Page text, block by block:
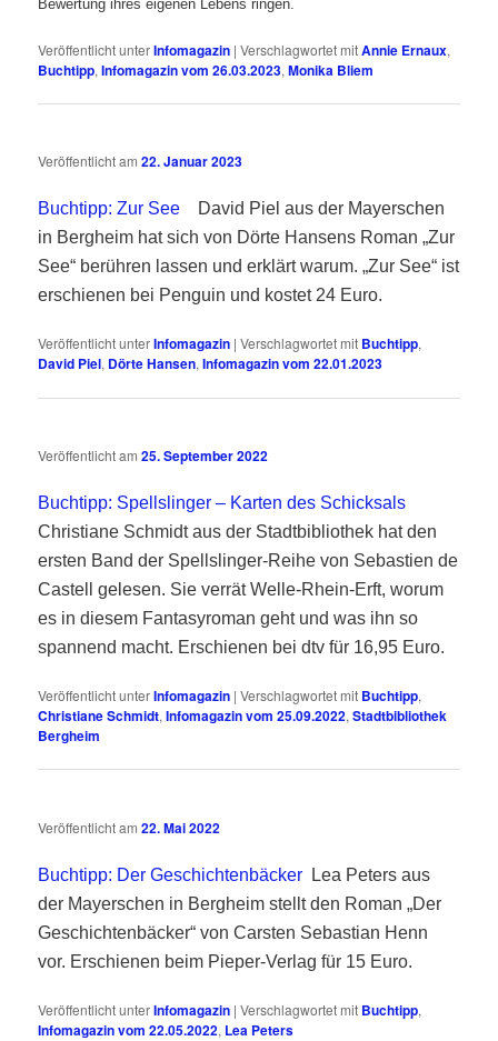
Bewertung ihres eigenen Lebens ringen.
Veröffentlicht unterInfomagazin |Verschlagwortet mitAnnie Ernaux,
Buchtipp,Infomagazin vom 26.03.2023,Monika Bliem
Veröffentlicht am22. Januar 2023
Buchtipp: Zur See David Piel aus der Mayerschen
in Bergheim hat sich von Dörte Hansens Roman „Zur
See“ berühren lassen und erklärt warum. „Zur See“ ist
erschienen bei Penguin und kostet 24 Euro.
Veröffentlicht unterInfomagazin |Verschlagwortet mit Buchtipp,
David Piel, Dörte Hansen,Infomagazin vom 22.01.2023
Veröffentlicht am25. September 2022
Buchtipp: Spellslinger – Karten des Schicksals
Christiane Schmidt aus der Stadtbibliothek hat den
ersten Band der Spellslinger-Reihe von Sebastien de
Castell gelesen. Sie verrät Welle-Rhein-Erft, worum
es in diesem Fantasyroman geht und was ihn so
spannend macht. Erschienen bei dtv für 16,95 Euro.
Veröffentlicht unterInfomagazin |Verschlagwortet mit Buchtipp,
Christiane Schmidt,Infomagazin vom 25.09.2022,Stadtbibliothek
Bergheim
Veröffentlicht am22. Mai 2022
Buchtipp: Der Geschichtenbäcker
Lea Peters aus
der Mayerschen in Bergheim stellt den Roman „Der
Geschichtenbäcker“ von Carsten Sebastian Henn
vor. Erschienen beim Pieper-Verlag für 15 Euro.
Veröffentlicht unterInfomagazin |Verschlagwortet mit Buchtipp,
Infomagazin vom 22.05.2022, Lea Peters